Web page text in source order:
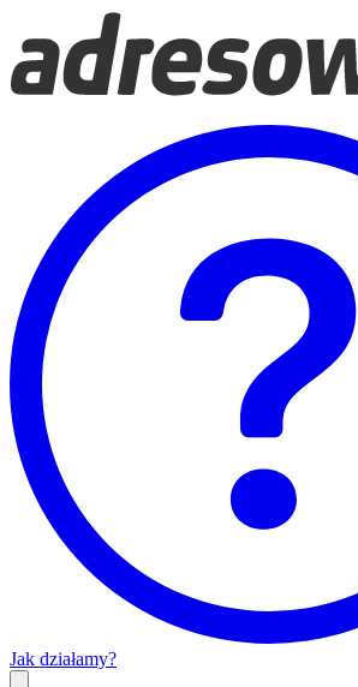
Jak działamy?